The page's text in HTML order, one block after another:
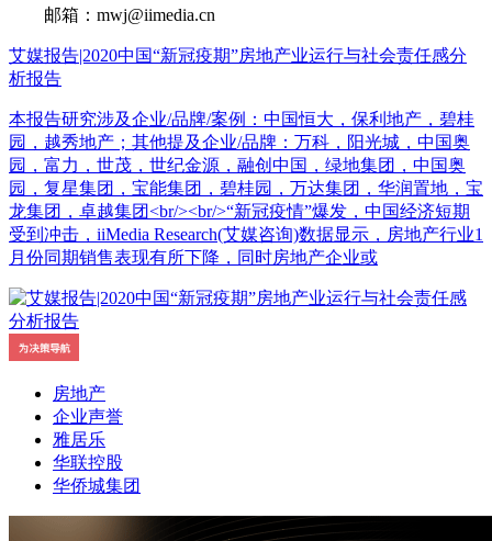
邮箱：mwj@iimedia.cn
艾媒报告|2020中国“新冠疫期”房地产业运行与社会责任感分
析报告
本报告研究涉及企业/品牌/案例：中国恒大，保利地产，碧桂
园，越秀地产；其他提及企业/品牌：万科，阳光城，中国奥
园，富力，世茂，世纪金源，融创中国，绿地集团，中国奥
园，复星集团，宝能集团，碧桂园，万达集团，华润置地，宝
龙集团，卓越集团<br/><br/>“新冠疫情”爆发，中国经济短期
受到冲击，iiMedia Research(艾媒咨询)数据显示，房地产行业1
月份同期销售表现有所下降，同时房地产企业或
房地产
企业声誉
雅居乐
华联控股
华侨城集团